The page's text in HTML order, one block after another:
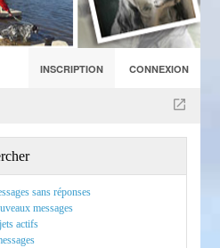
INSCRIPTION CONNEXION
sans réponses
messages
actifs